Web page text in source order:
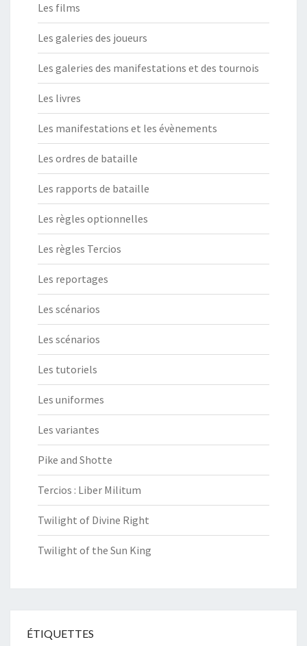
Les films
Les galeries des joueurs
Les galeries des manifestations et des tournois
Les livres
Les manifestations et les évènements
Les ordres de bataille
Les rapports de bataille
Les règles optionnelles
Les règles Tercios
Les reportages
Les scénarios
Les scénarios
Les tutoriels
Les uniformes
Les variantes
Pike and Shotte
Tercios : Liber Militum
Twilight of Divine Right
Twilight of the Sun King
ÉTIQUETTES